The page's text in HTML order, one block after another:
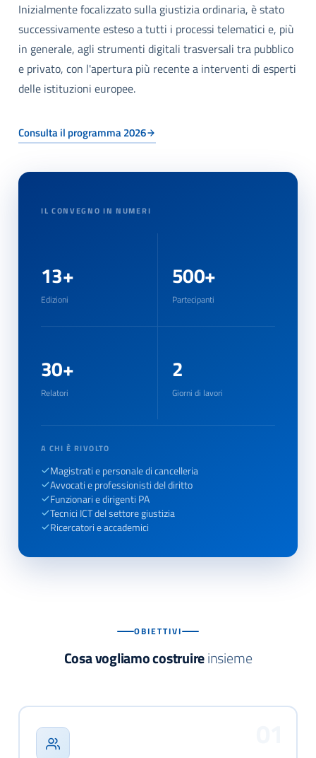
Inizialmente focalizzato sulla giustizia ordinaria, è stato
successivamente esteso a tutti i processi telematici e, più
in generale, agli strumenti digitali trasversali tra pubblico
e privato, con l'apertura più recente a interventi di esperti
delle istituzioni europee.
Consulta il programma 2026
IL CONVEGNO IN NUMERI
13+
Edizioni
500+
Partecipanti
30+
Relatori
2
Giorni di lavori
A CHI È RIVOLTO
Magistrati e personale di cancelleria
Avvocati e professionisti del diritto
Funzionari e dirigenti PA
Tecnici ICT del settore giustizia
Ricercatori e accademici
OBIETTIVI
Cosa vogliamo costruireinsieme